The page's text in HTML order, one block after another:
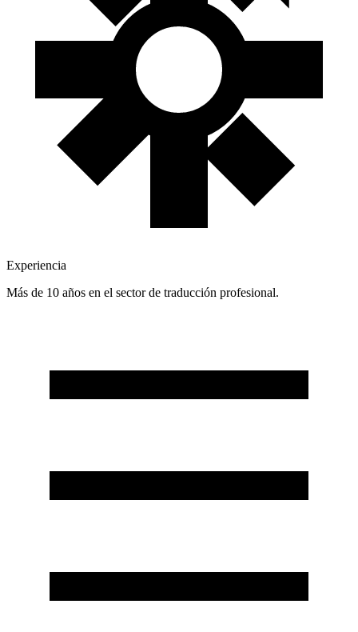
Experiencia
Más de 10 años en el sector de traducción profesional.